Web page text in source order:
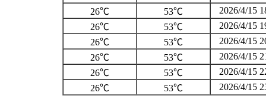
26℃
53℃
2026/4/15
26℃
53℃
2026/4/15
26℃
53℃
2026/4/15
26℃
53℃
2026/4/15
26℃
53℃
2026/4/15
26℃
53℃ 2026/4/15